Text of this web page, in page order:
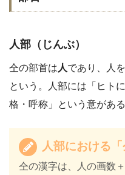
人部（じんぶ）
仝の部首は 人であり、人
という。人部には「ヒト
格・呼称」という意がある
人部における「
仝の漢字は、人の画数